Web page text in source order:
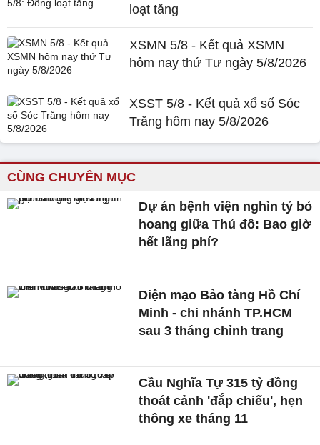
loạt tăng
XSMN 5/8 - Kết quả XSMN
hôm nay thứ Tư ngày 5/8/2026
XSST 5/8 - Kết quả xổ số Sóc
Trăng hôm nay 5/8/2026
CÙNG CHUYÊN MỤC
Dự án bệnh viện nghìn tỷ bỏ
hoang giữa Thủ đô: Bao giờ
hết lãng phí?
Diện mạo Bảo tàng Hồ Chí
Minh - chi nhánh TP.HCM
sau 3 tháng chỉnh trang
Cầu Nghĩa Tự 315 tỷ đồng
thoát cảnh 'đắp chiếu', hẹn
thông xe tháng 11